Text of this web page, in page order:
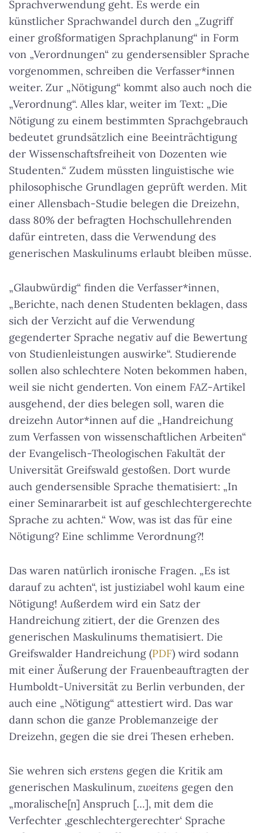
Sprachverwendung geht. Es werde ein
künstlicher Sprachwandel durch den „Zugriff
einer großformatigen Sprachplanung“ in Form
von „Verordnungen“ zu gendersensibler Sprache
vorgenommen, schreiben die Verfasser*innen
weiter. Zur „Nötigung“ kommt also auch noch die
„Verordnung“. Alles klar, weiter im Text: „Die
Nötigung zu einem bestimmten Sprachgebrauch
bedeutet grundsätzlich eine Beeinträchtigung
der Wissenschaftsfreiheit von Dozenten wie
Studenten.“ Zudem müssten linguistische wie
philosophische Grundlagen geprüft werden. Mit
einer Allensbach-Studie belegen die Dreizehn,
dass 80% der befragten Hochschullehrenden
dafür eintreten, dass die Verwendung des
generischen Maskulinums erlaubt bleiben müsse.
„Glaubwürdig“ finden die Verfasser*innen,
„Berichte, nach denen Studenten beklagen, dass
sich der Verzicht auf die Verwendung
gegenderter Sprache negativ auf die Bewertung
von Studienleistungen auswirke“. Studierende
sollen also schlechtere Noten bekommen haben,
weil sie nicht genderten. Von einem FAZ-Artikel
ausgehend, der dies belegen soll, waren die
dreizehn Autor*innen auf die „Handreichung
zum Verfassen von wissenschaftlichen Arbeiten“
der Evangelisch-Theologischen Fakultät der
Universität Greifswald gestoßen. Dort wurde
auch gendersensible Sprache thematisiert: „In
einer Seminararbeit ist auf geschlechtergerechte
Sprache zu achten.“ Wow, was ist das für eine
Nötigung? Eine schlimme Verordnung?!
Das waren natürlich ironische Fragen. „Es ist
darauf zu achten“, ist justiziabel wohl kaum eine
Nötigung! Außerdem wird ein Satz der
Handreichung zitiert, der die Grenzen des
generischen Maskulinums thematisiert. Die
Greifswalder Handreichung (PDF) wird sodann
mit einer Äußerung der Frauenbeauftragten der
Humboldt-Universität zu Berlin verbunden, der
auch eine „Nötigung“ attestiert wird. Das war
dann schon die ganze Problemanzeige der
Dreizehn, gegen die sie drei Thesen erheben.
Sie wehren sich erstens gegen die Kritik am
generischen Maskulinum, zweitens gegen den
„moralische[n] Anspruch […], mit dem die
Verfechter ‚geschlechtergerechter‘ Sprache